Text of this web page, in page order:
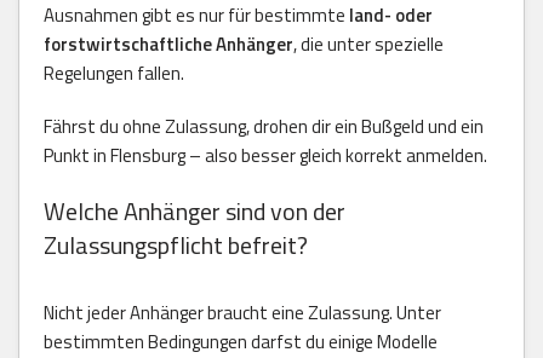
Ausnahmen gibt es nur für bestimmte land- oder
forstwirtschaftliche Anhänger, die unter spezielle
Regelungen fallen.
Fährst du ohne Zulassung, drohen dir ein Bußgeld und ein
Punkt in Flensburg – also besser gleich korrekt anmelden.
Welche Anhänger sind von der
Zulassungspflicht befreit?
Nicht jeder Anhänger braucht eine Zulassung. Unter
bestimmten Bedingungen darfst du einige Modelle